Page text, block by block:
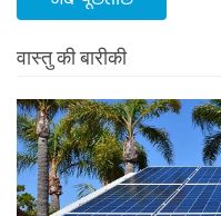
वास्तु की बारीकी